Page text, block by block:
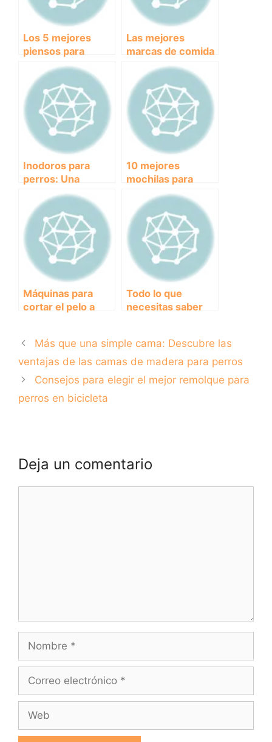
Los 5 mejores
piensos para
mascotas con la
mejor relación
calidad-precio del
mercado
Las mejores
marcas de comida
para perros: Guía
de compra para
asegurar la
nutrición de tu
mascota
Inodoros para
perros: Una
solución higiénica
y práctica para su
cuidado
10 mejores
mochilas para
perros pequeños:
cómodas y
seguras para
pasear juntos.
Máquinas para
cortar el pelo a
tu mascota?
Todo lo que
necesitas saber
cortar el pelo para
perros
Más que una simple cama: Descubre las
ventajas de las camas de madera para perros
Consejos para elegir el mejor remolque para
perros en bicicleta
Deja un comentario